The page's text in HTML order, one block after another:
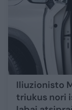
Iliuzionisto
triukus nori